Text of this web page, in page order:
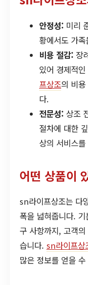
안정성: 미리
황에서도 가
비용 절감: 장
있어 경제적
프상조의 비
다.
전문성: 상조
절차에 대한
상의 서비스
어떤 상품이
sn라이프상조는 다
폭을 넓혀줍니다.
구 사항까지, 고객
습니다. sn라이프상
많은 정보를 얻을